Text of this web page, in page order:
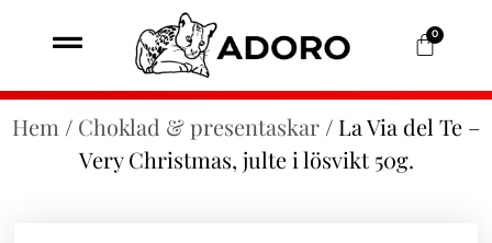
0
Hem / Choklad & presentaskar / La Via del Te –
Very Christmas, julte i lösvikt 50g.